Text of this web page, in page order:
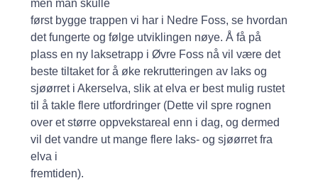
men man skulle
først bygge trappen vi har i Nedre Foss, se hvordan
det fungerte og følge utviklingen nøye. Å få på
plass en ny laksetrapp i Øvre Foss nå vil være det
beste tiltaket for å øke rekrutteringen av laks og
sjøørret i Akerselva, slik at elva er best mulig rustet
til å takle flere utfordringer (Dette vil spre rognen
over et større oppvekstareal enn i dag, og dermed
vil det vandre ut mange flere laks- og sjøørret fra
elva i
fremtiden).